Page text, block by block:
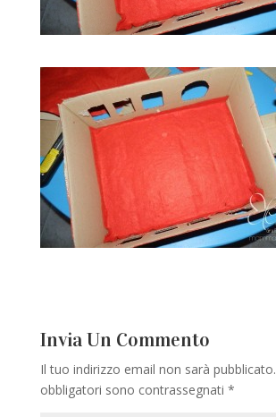
Invia Un Commento
Il tuo indirizzo email non sarà pubblicato.
obbligatori sono contrassegnati *